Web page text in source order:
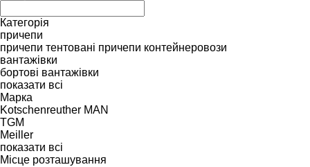
Категорія
причепи
причепи тентовані причепи контейнеровози
вантажівки
бортовi вантажівки
показати всі
Марка
Kotschenreuther MAN
TGM
Meiller
показати всі
Місце розташування